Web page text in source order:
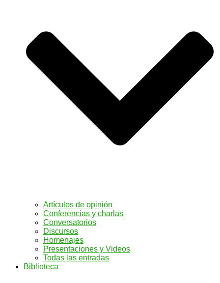
Artículos de opinión
Conferencias y charlas
Conversatorios
Discursos
Homenajes
Presentaciones y Videos
Todas las entradas
Biblioteca